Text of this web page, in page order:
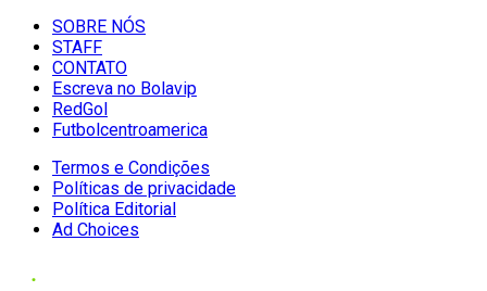
SOBRE NÓS
STAFF
CONTATO
Escreva no Bolavip
RedGol
Futbolcentroamerica
Termos e Condições
Políticas de privacidade
Política Editorial
Ad Choices